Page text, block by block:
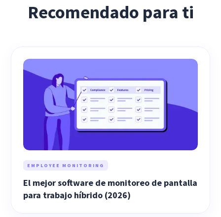
Recomendado para ti
EMPLOYEE MONITORING
El mejor software de monitoreo de pantalla
para trabajo híbrido (2026)